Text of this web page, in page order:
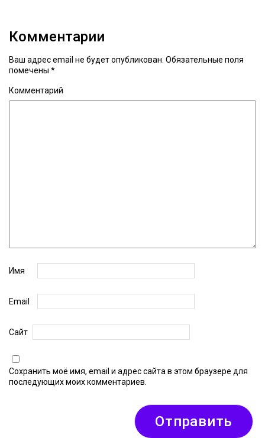
Комментарии
Ваш адрес email не будет опубликован. Обязательные поля
помечены *
Комментарий
Имя
Email
Сайт
Сохранить моё имя, email и адрес сайта в этом браузере для
последующих моих комментариев.